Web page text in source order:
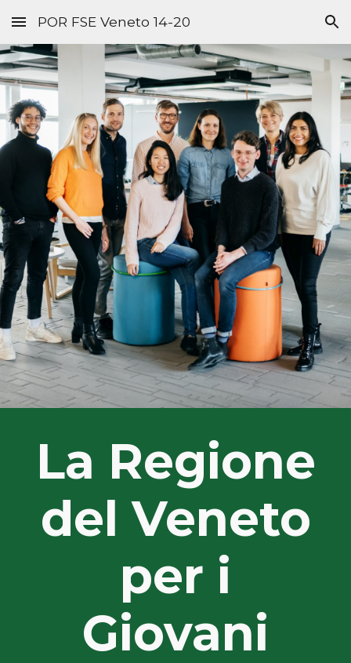
Skip to main content Skip to navigation
POR FSE Veneto 14-20
La Regione
del Veneto
per i
Giovani